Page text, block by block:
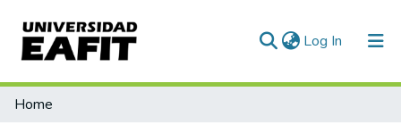
Log In (current)
Communities & Collections
Home